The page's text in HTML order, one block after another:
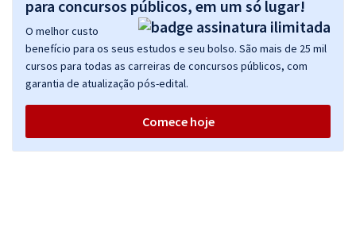
para concursos públicos, em um só lugar!
O melhor custo
benefício para os seus estudos e seu bolso. São mais de 25 mil
cursos para todas as carreiras de concursos públicos, com
garantia de atualização pós-edital.
Comece hoje